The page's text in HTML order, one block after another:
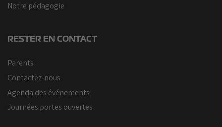
Notre pédagogie
RESTER EN CONTACT
Parents
Contactez-nous
Agenda des événements
Journées portes ouvertes